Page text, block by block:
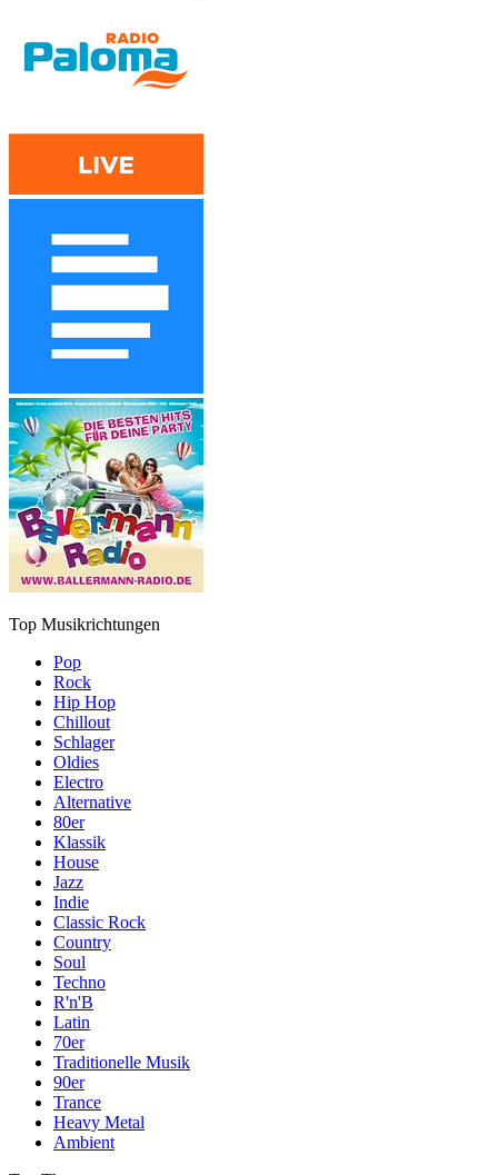
Top Musikrichtungen
Pop
Rock
Hip Hop
Chillout
Schlager
Oldies
Electro
Alternative
80er
Klassik
House
Jazz
Indie
Classic Rock
Country
Soul
Techno
R'n'B
Latin
70er
Traditionelle Musik
90er
Trance
Heavy Metal
Ambient